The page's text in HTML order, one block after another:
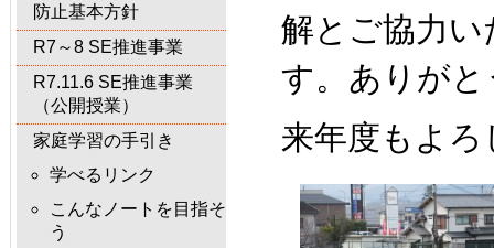
防止基本方針
R7～8 SE推進事業
R7.11.6 SE推進事業
（公開授業）
家庭学習の手引き
学べるリンク
こんなノートを目指そ
う
解とご協力
す。ありが
来年度もよ